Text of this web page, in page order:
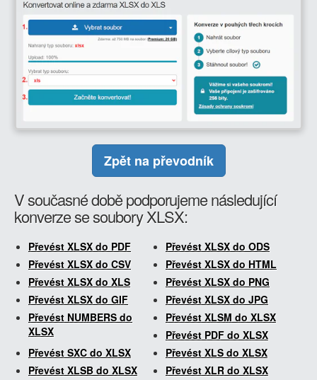
Zpět na převodník
V současné době podporujeme následující
konverze se soubory XLSX:
Převést XLSX do PDF
Převést XLSX do ODS
Převést XLSX do CSV
Převést XLSX do HTML
Převést XLSX do XLS
Převést XLSX do PNG
Převést XLSX do GIF
Převést XLSX do JPG
Převést NUMBERS do
XLSX
Převést XLSM do XLSX
Převést PDF do XLSX
Převést SXC do XLSX
Převést XLS do XLSX
Převést XLSB do XLSX
Převést XLR do XLSX